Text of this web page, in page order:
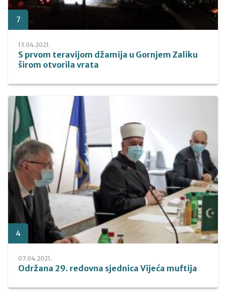
7
13.04.2021.
S prvom teravijom džamija u Gornjem Zaliku
širom otvorila vrata
4
07.04.2021.
Održana 29. redovna sjednica Vijeća muftija